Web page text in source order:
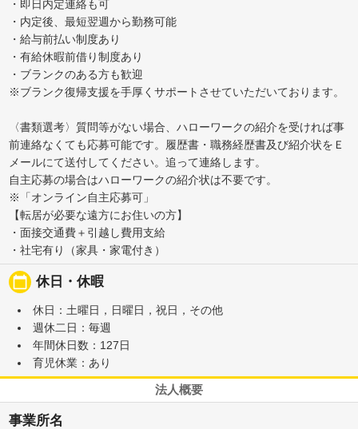
・即日内定連絡も可
・内定後、最短翌週から勤務可能
・給与前払い制度あり
・有給休暇前借り制度あり
・ブランクのある方も歓迎
※ブランク復帰支援を手厚くサポートさせていただいております。
〈書類選考〉質問等がない場合、ハローワークの紹介を受ければ事
前連絡なくても応募可能です。履歴書・職務経歴書及び紹介状をＥ
メールにて送付してください。追って連絡します。
自主応募の場合はハローワークの紹介状は不要です。
※「オンライン自主応募可」
【転居が必要な遠方にお住いの方】
・面接交通費＋引越し費用支給
・社宅有り（家具・家電付き）
calendar_today 休日・休暇
休日：土曜日，日曜日，祝日，その他
週休二日：毎週
年間休日数：127日
育児休業：あり
法人概要
事業所名